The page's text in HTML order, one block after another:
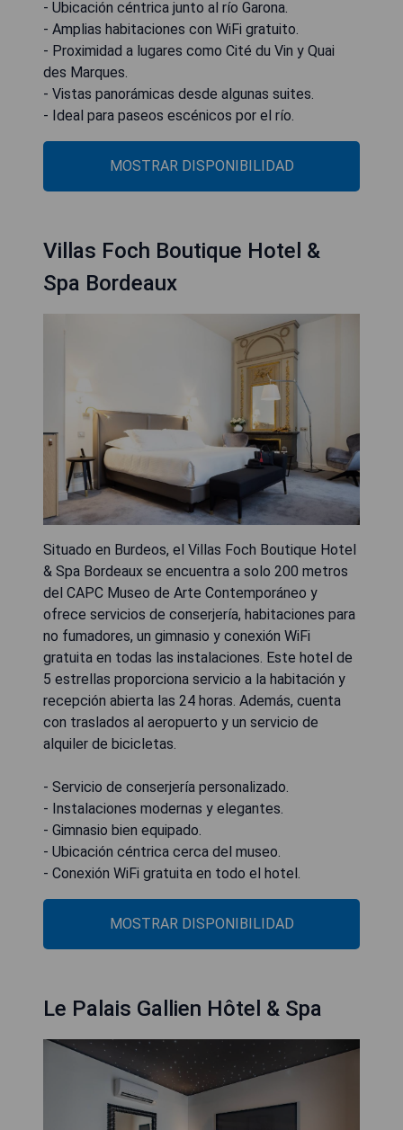
- Ubicación céntrica junto al río Garona.
- Amplias habitaciones con WiFi gratuito.
- Proximidad a lugares como Cité du Vin y Quai
des Marques.
- Vistas panorámicas desde algunas suites.
- Ideal para paseos escénicos por el río.
MOSTRAR DISPONIBILIDAD
Villas Foch Boutique Hotel &
Spa Bordeaux
Situado en Burdeos, el Villas Foch Boutique Hotel
& Spa Bordeaux se encuentra a solo 200 metros
del CAPC Museo de Arte Contemporáneo y
ofrece servicios de conserjería, habitaciones para
no fumadores, un gimnasio y conexión WiFi
gratuita en todas las instalaciones. Este hotel de
5 estrellas proporciona servicio a la habitación y
recepción abierta las 24 horas. Además, cuenta
con traslados al aeropuerto y un servicio de
alquiler de bicicletas.
- Servicio de conserjería personalizado.
- Instalaciones modernas y elegantes.
- Gimnasio bien equipado.
- Ubicación céntrica cerca del museo.
- Conexión WiFi gratuita en todo el hotel.
MOSTRAR DISPONIBILIDAD
Le Palais Gallien Hôtel & Spa